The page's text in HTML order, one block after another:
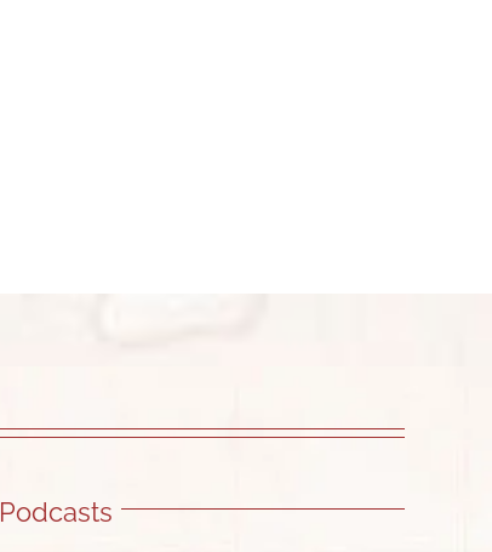
Podcasts